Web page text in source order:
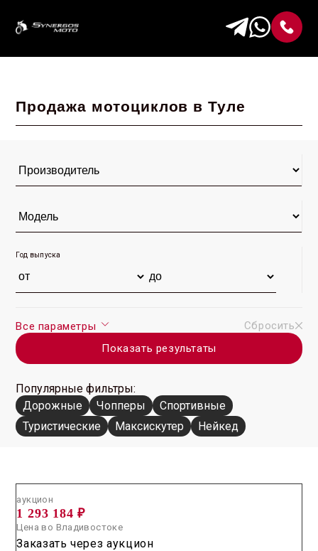
Продажа мотоциклов в Туле
Год выпуска
Все параметры
Сбросить
Показать результаты
Популярные фильтры:
Дорожные
Чопперы
Спортивные
Туристические
Максискутер Нейкед
аукцион
1 293 184 ₽
Цена во Владивостоке
Заказать через аукцион